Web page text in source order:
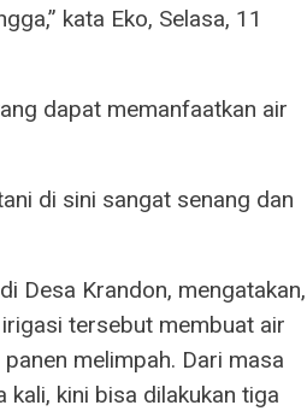
kata Eko, Selasa, 11
dapat memanfaatkan air
di sini sangat senang dan
Desa Krandon, mengatakan,
tersebut membuat air
melimpah. Dari masa
kali, kini bisa dilakukan tiga